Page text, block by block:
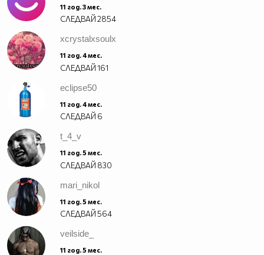
11 год. 3 мес.
СЛЕДВАЙ2854
xcrystalxsoulx
11 год. 4 мес.
СЛЕДВАЙ161
eclipse50
11 год. 4 мес.
СЛЕДВАЙ 6
t_4_v
11 год. 5 мес.
СЛЕДВАЙ 830
mari_nikol
11 год. 5 мес.
СЛЕДВАЙ564
veilside_
11 год. 5 мес.